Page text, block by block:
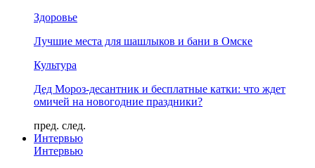
Здоровье
Лучшие места для шашлыков и бани в Омске
Культура
Дед Мороз-десантник и бесплатные катки: что ждет
омичей на новогодние праздники?
пред. след.
Интервью
Интервью